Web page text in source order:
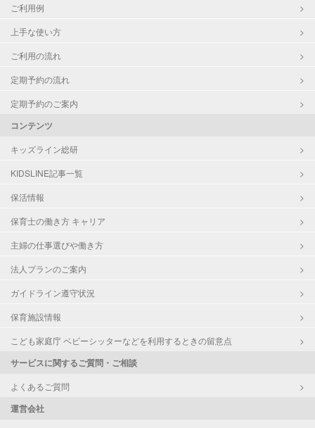
ご利用例
上手な使い方
ご利用の流れ
定期予約の流れ
定期予約のご案内
コンテンツ
キッズライン総研
KIDSLINE記事一覧
保活情報
保育士の働き方 キャリア
主婦の仕事選びや働き方
法人プランのご案内
ガイドライン遵守状況
保育施設情報
こども家庭庁 ベビーシッターなどを利用するときの留意点
サービスに関するご質問・ご相談
よくあるご質問
運営会社